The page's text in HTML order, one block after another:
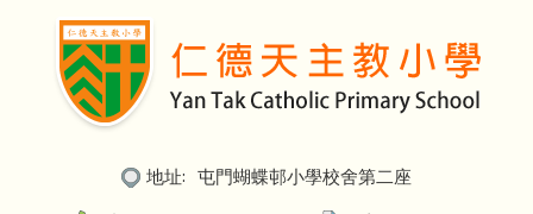
地址: 屯門蝴蝶邨小學校舍第二座